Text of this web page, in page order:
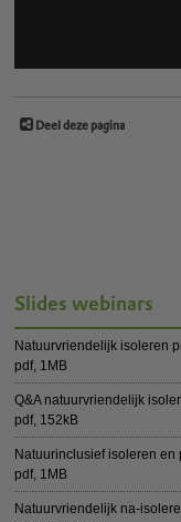
Deel deze pagina
Slides webinars
Natuurvriendelijk isoleren
pdf, 1MB
Q&A natuurvriendelijk
pdf, 152kB
Natuurinclusief isoleren
pdf, 1MB
Natuurvriendelijk na-